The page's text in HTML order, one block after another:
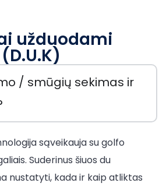
užduodami
/ smūgių sekimas ir
sąveikauja su golfo
Suderinus šiuos du
nustatyti, kada ir kaip atliktas